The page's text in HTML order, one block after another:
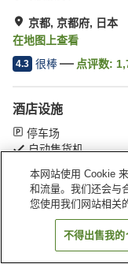
京都, 京都府, 日本
在地图上查看
4.3 很棒 点评数:
酒店设施
停车场
自动售货机
首页 日本 京都府
本网站使用 Cookie
和流量。我们还会与
您使用我们网站相关
不得出售我的